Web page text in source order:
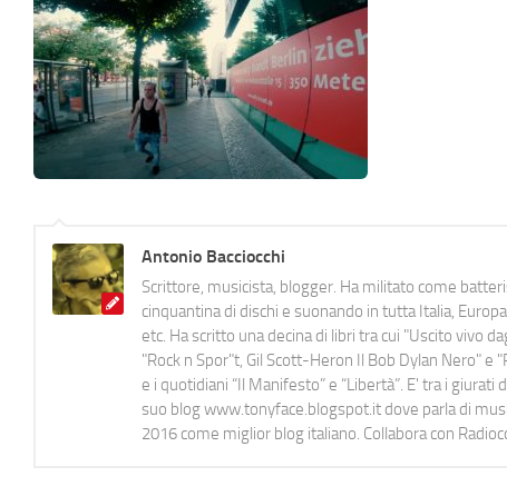
Antonio Bacciocchi
Scrittore, musicista, blogger. Ha militato come
cinquantina di dischi e suonando in tutta Italia,
etc. Ha scritto una decina di libri tra cui "Uscito vivo
"Rock n Spor"t, Gil Scott-Heron Il Bob Dylan Nero" e
e i quotidiani “Il Manifesto” e “Libertà”. E' tra i
suo blog www.tonyface.blogspot.it dove parla di
2016 come miglior blog italiano. Collabora con